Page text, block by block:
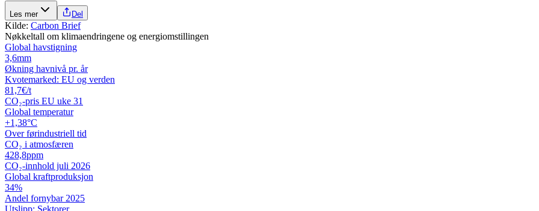
Les mer Del
Kilde: Carbon Brief
Nøkkeltall om klimaendringene og energiomstillingen
Global havstigning
3,6mm
Økning havnivå pr. år
Kvotemarked: EU og verden
81,7€/t
CO₂-pris EU uke 31
Global temperatur
+1,38°C
Over førindustriell tid
CO₂ i atmosfæren
428,8ppm
CO₂-innhold juli 2026
Global kraftproduksjon
34%
Andel fornybar 2025